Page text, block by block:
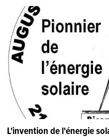
L'invention de l'énergie